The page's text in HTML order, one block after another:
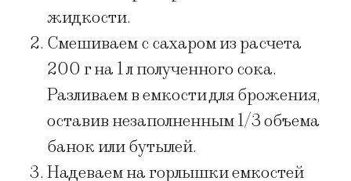
жидкости.
Смешиваем с сахаром из расчета
200 г на 1 л полученного сока.
Разливаем в емкости для брожения,
оставив незаполненным 1/3 объема
банок или бутылей.
Надеваем на горлышки емкостей